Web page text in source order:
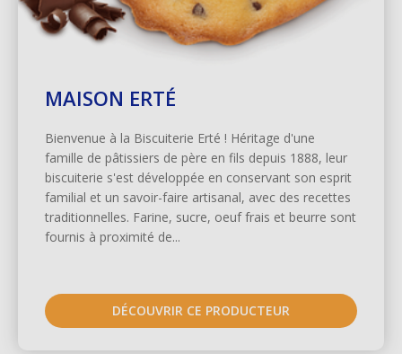
MAISON ERTÉ
Bienvenue à la Biscuiterie Erté ! Héritage d'une
famille de pâtissiers de père en fils depuis 1888, leur
biscuiterie s'est développée en conservant son esprit
familial et un savoir-faire artisanal, avec des recettes
traditionnelles. Farine, sucre, oeuf frais et beurre sont
fournis à proximité de...
DÉCOUVRIR CE PRODUCTEUR